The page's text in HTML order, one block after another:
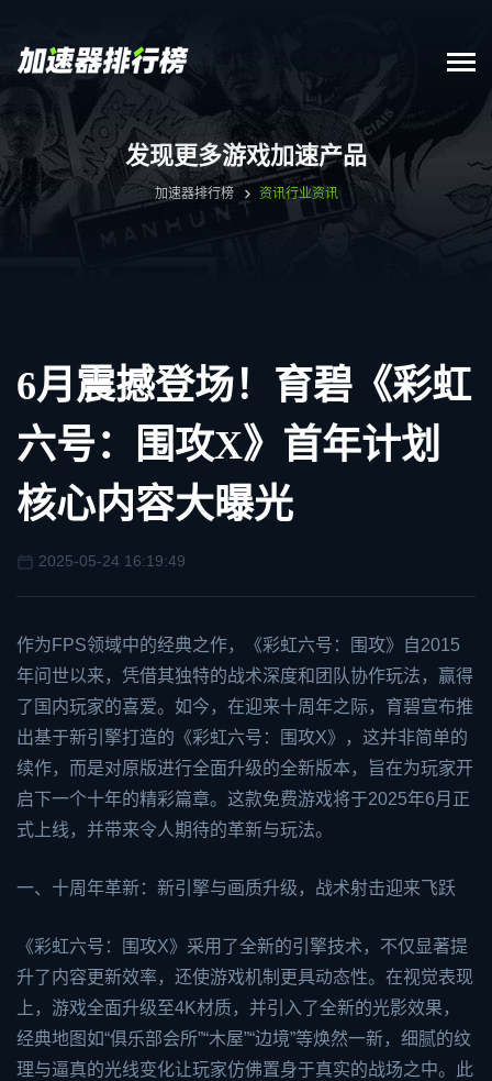
发现更多游戏加速产品
加速器排行榜 资讯行业资讯
6月震撼登场！育碧《彩虹
六号：围攻X》首年计划
核心内容大曝光
2025-05-24 16:19:49
作为FPS领域中的经典之作，《彩虹六号：围攻》自2015
年问世以来，凭借其独特的战术深度和团队协作玩法，赢得
了国内玩家的喜爱。如今，在迎来十周年之际，育碧宣布推
出基于新引擎打造的《彩虹六号：围攻X》，这并非简单的
续作，而是对原版进行全面升级的全新版本，旨在为玩家开
启下一个十年的精彩篇章。这款免费游戏将于2025年6月正
式上线，并带来令人期待的革新与玩法。
一、十周年革新：新引擎与画质升级，战术射击迎来飞跃
《彩虹六号：围攻X》采用了全新的引擎技术，不仅显著提
升了内容更新效率，还使游戏机制更具动态性。在视觉表现
上，游戏全面升级至4K材质，并引入了全新的光影效果，
经典地图如“俱乐部会所”“木屋”“边境”等焕然一新，细腻的纹
理与逼真的光线变化让玩家仿佛置身于真实的战场之中。此